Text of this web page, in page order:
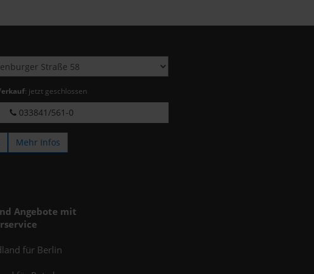
: jetzt geschlossen
033841/561-0
Mehr Infos
Angebote mit
für Berlin